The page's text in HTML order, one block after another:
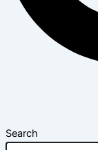
Search